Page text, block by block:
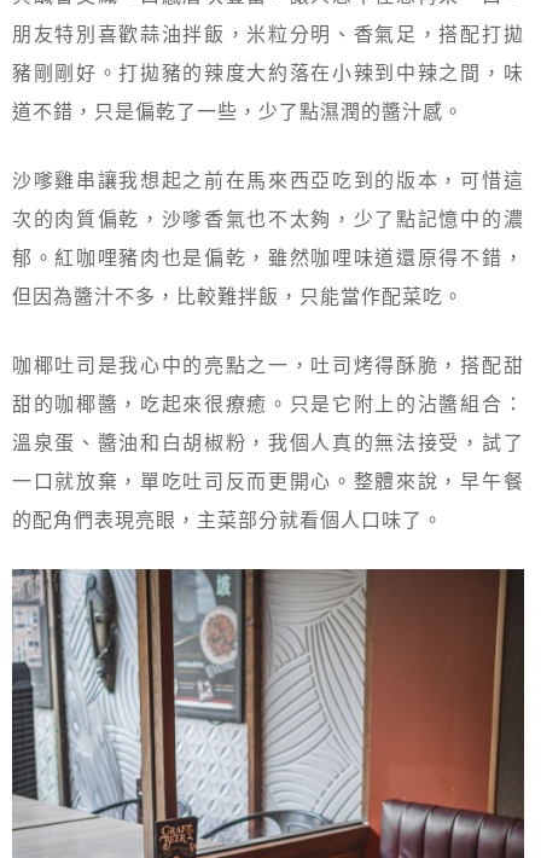
朋友特別喜歡蒜油拌飯，米粒分明、香氣足，搭配打拋
豬剛剛好。打拋豬的辣度大約落在小辣到中辣之間，味
道不錯，只是偏乾了一些，少了點濕潤的醬汁感。
沙嗲雞串讓我想起之前在馬來西亞吃到的版本，可惜這
次的肉質偏乾，沙嗲香氣也不太夠，少了點記憶中的濃
郁。紅咖哩豬肉也是偏乾，雖然咖哩味道還原得不錯，
但因為醬汁不多，比較難拌飯，只能當作配菜吃。
咖椰吐司是我心中的亮點之一，吐司烤得酥脆，搭配甜
甜的咖椰醬，吃起來很療癒。只是它附上的沾醬組合：
溫泉蛋、醬油和白胡椒粉，我個人真的無法接受，試了
一口就放棄，單吃吐司反而更開心。整體來說，早午餐
的配角們表現亮眼，主菜部分就看個人口味了。